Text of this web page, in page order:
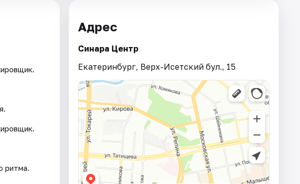
ритма.
Адрес
Синара Центр
Екатеринбург, Верх-Исетский бул., 15